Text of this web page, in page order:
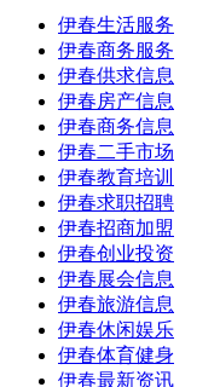
伊春生活服务
伊春商务服务
伊春供求信息
伊春房产信息
伊春商务信息
伊春二手市场
伊春教育培训
伊春求职招聘
伊春招商加盟
伊春创业投资
伊春展会信息
伊春旅游信息
伊春休闲娱乐
伊春体育健身
伊春最新资讯